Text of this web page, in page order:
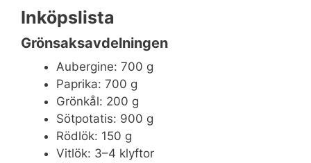
Inköpslista
Grönsaksavdelningen
Aubergine: 700 g
Paprika: 700 g
Grönkål: 200 g
Sötpotatis: 900 g
Rödlök: 150 g
Vitlök: 3–4 klyftor